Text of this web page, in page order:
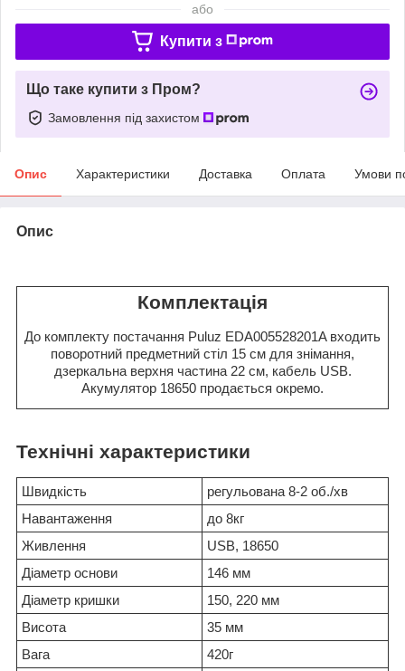
або
Купити з
Що таке купити з Пром?
Замовлення під захистом
Опис Характеристики Доставка Оплата Умови
Опис
Комплектація
До комплекту постачання Puluz EDA005528201A входить
поворотний предметний стіл 15 см для знімання,
дзеркальна верхня частина 22 см, кабель USB.
Акумулятор 18650 продається окремо.
Технічні характеристики
Швидкість
регульована 8-2 об./хв
Навантаження
до 8кг
Живлення
USB, 18650
Діаметр основи
146 мм
Діаметр кришки
150, 220 мм
Висота
35 мм
Вага
420г